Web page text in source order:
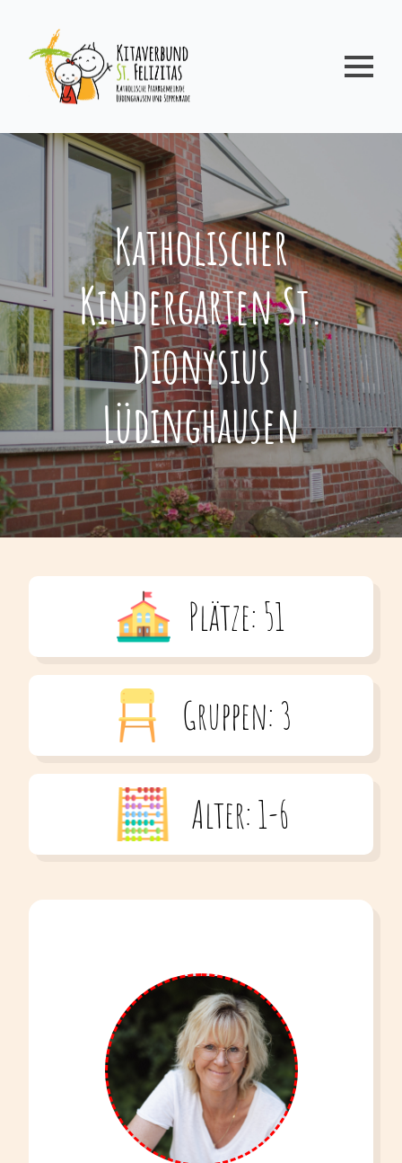
Katholischer
Kindergarten St.
Dionysius
Lüdinghausen
Plätze: 51
Gruppen: 3
Alter: 1-6